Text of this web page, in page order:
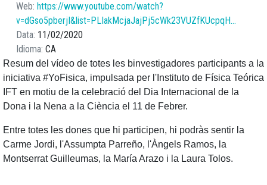
Web https://www.youtube.com/watch?
v=dGso5pberjI&list=PLIakMcjaJajPj5cWk23VUZfKUcpqH…
Data 11/02/2020
Idioma CA
Resum del vídeo de totes les binvestigadores participants a la
iniciativa #YoFisica, impulsada per l'Instituto de Física Teórica
IFT en motiu de la celebració del Dia Internacional de la
Dona i la Nena a la Ciència el 11 de Febrer.
Entre totes les dones que hi participen, hi podràs sentir la
Carme Jordi, l'Assumpta Parreño, l'Àngels Ramos, la
Montserrat Guilleumas, la María Arazo i la Laura Tolos.